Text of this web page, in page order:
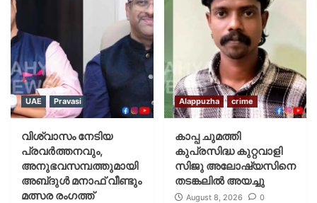
UAE Pravasi
വിശ്വാസം നേടിയ
പ്രവർത്തനവും,
അനുഭവസമ്പത്തുമായി
അബ്‌ദുൾ മനാഫ് വീണ്ടും
മത്സര രംഗത്ത്
Alappuzha crime
കാപ്പ ചുമത്തി
കുപ്രസിദ്ധ കുറ്റവാളി
സിജു അലോഷ്യസിനെ
തടങ്കലിൽ അയച്ചു
August 8, 2026 0